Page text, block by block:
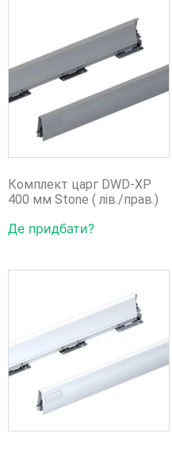
Комплект царг DWD-XP
400 мм Stone ( лів./прав.)
Де придбати?